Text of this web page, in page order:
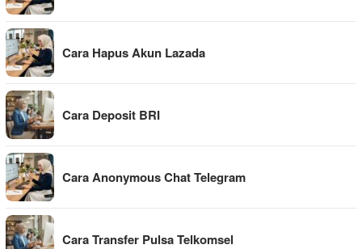
Cara Hapus Akun Lazada
Cara Deposit BRI
Cara Anonymous Chat Telegram
Cara Transfer Pulsa Telkomsel